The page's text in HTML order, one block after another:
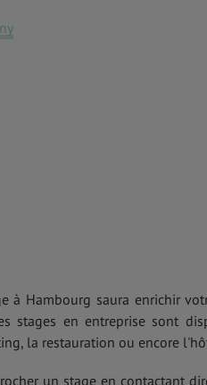
à Hambourg saura enrichir
stages en entreprise sont
la restauration ou encore
un stage en contactant